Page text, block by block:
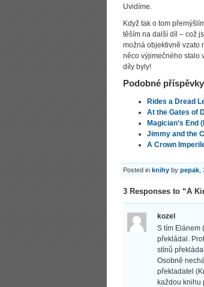
Uvidíme.
Když tak o tom
těším na další díl – což
možná objektivně vzato
něco výjimečného stalo
díly byly!
Podobné
Rides a Dread
At the Gates of
Magician’s End
Jimmy and the
A Crown
Posted in knihyby pepak,
3 Responses to “A
kozel
S tím Elánem
překládal.
stínů
Osobně
překladatel
každou knihu